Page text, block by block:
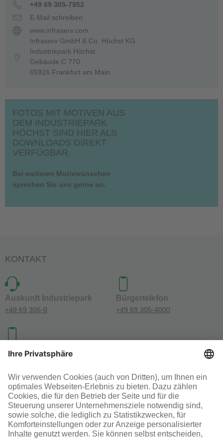
+49 69 305-7952
E-Mail schreiben
www.infraserv.com
Infraserv GmbH & Co. Höchst KG
Industriepark Höchst
Gebäude C 770
65926 Frankfurt am Main
FOTOS MIT MOTIVEN AUS
DEM INDUSTRIEPARK
HÖCHST SIND HIER ALS
DOWNLOADS DIREKT
VERFÜGBAR.
Bei weiteren Motivwünschen
sprechen Sie uns gerne an.
KONTAKT
Auskunft Industriepark
+49 69 305-0
Bürgertelefon
+49 69 305-4000
Investoren-Kontakt
+49 69 305-46300
SOCIAL MEDIA